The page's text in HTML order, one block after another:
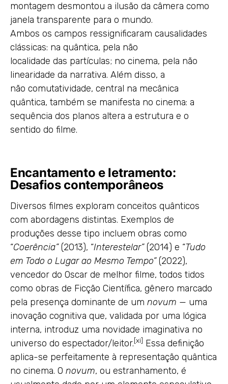
montagem desmontou a ilusão da câmera como
janela transparente para o mundo.
Ambos os campos ressignificaram causalidades
clássicas: na quântica, pela não
localidade das partículas; no cinema, pela não
linearidade da narrativa. Além disso, a
não comutatividade, central na mecânica
quântica, também se manifesta no cinema: a
sequência dos planos altera a estrutura e o
sentido do filme.
Encantamento e letramento:
Desafios contemporâneos
Diversos filmes exploram conceitos quânticos
com abordagens distintas. Exemplos de
produções desse tipo incluem obras como
“Coerência”(2013), “Interestelar”(2014) e “Tudo
em Todo o Lugar ao Mesmo Tempo”(2022),
vencedor do Oscar de melhor filme, todos tidos
como obras de Ficção Científica, gênero marcado
pela presença dominante de um novum — uma
inovação cognitiva que, validada por uma lógica
interna, introduz uma novidade imaginativa no
universo do espectador/leitor.[xi] Essa definição
aplica-se perfeitamente à representação quântica
no cinema. O novum, ou estranhamento, é